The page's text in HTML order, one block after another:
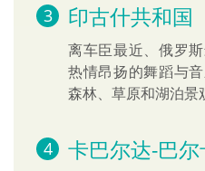
印古什共和国
离车臣最近、俄罗
热情昂扬的舞蹈与
森林、草原和湖泊景
卡巴尔达-巴